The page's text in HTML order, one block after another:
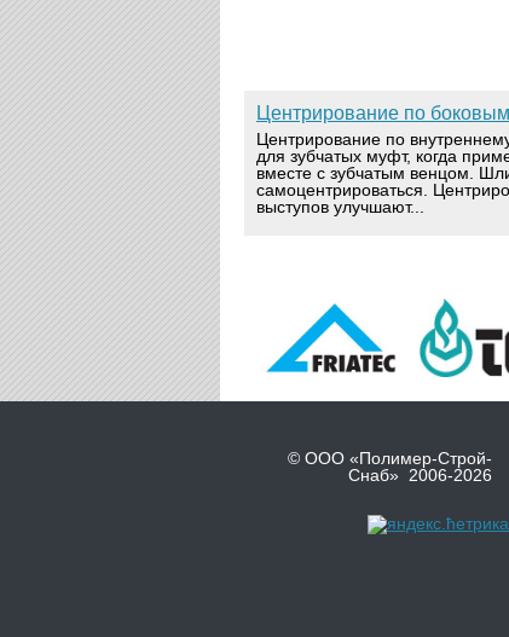
Центрирование по
Центрирование по
для зубчатых муфт, когда
вместе с зубчатым венцом.
самоцентрироваться.
выступов улучшают...
© ООО «Полимер-Строй-
Снаб» 2006-2026